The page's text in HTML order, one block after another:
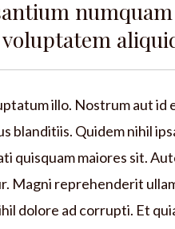
illo. Nostrum aut id
blanditiis. Quidem nihil
quisquam maiores sit.
Magni reprehenderit
dolore ad corrupti. Et